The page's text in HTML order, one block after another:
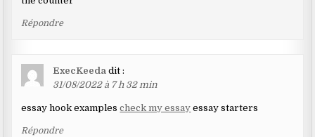
Répondre
ExecKeeda dit :
31/08/2022 à 7 h 32 min
essay hook examplescheck my essay essay starters
Répondre